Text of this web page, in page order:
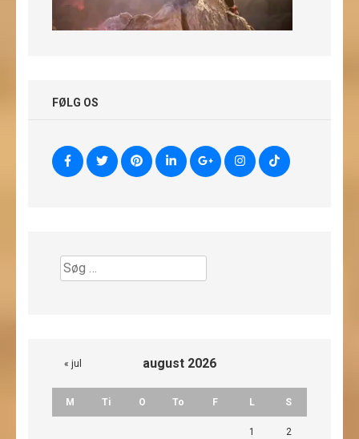
FØLG OS
Søg
efter:
august 2026
M Ti O To F L S
1 2
« jul